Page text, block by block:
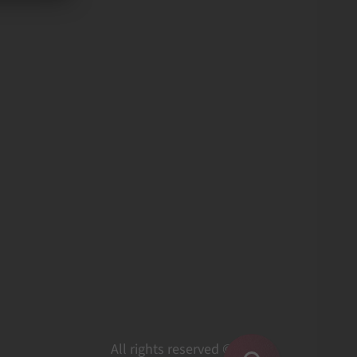
All rights reserved ©2026